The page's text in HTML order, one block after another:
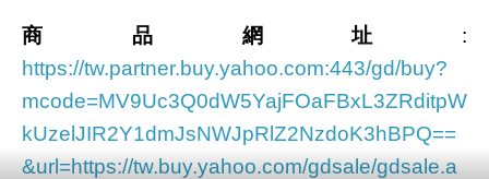
商品網址 :
https://tw.partner.buy.yahoo.com:443/gd/buy?
mcode=MV9Uc3Q0dW5YajFOaFBxL3ZRditpW
kUzelJIR2Y1dmJsNWJpRlZ2NzdoK3hBPQ==
&url=https://tw.buy.yahoo.com/gdsale/gdsale.a